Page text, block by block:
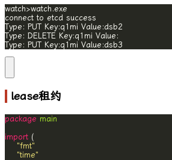
Type: PUT Key:q1mi Value:dsb3
lease租约
package main
import
"fmt"
"time"